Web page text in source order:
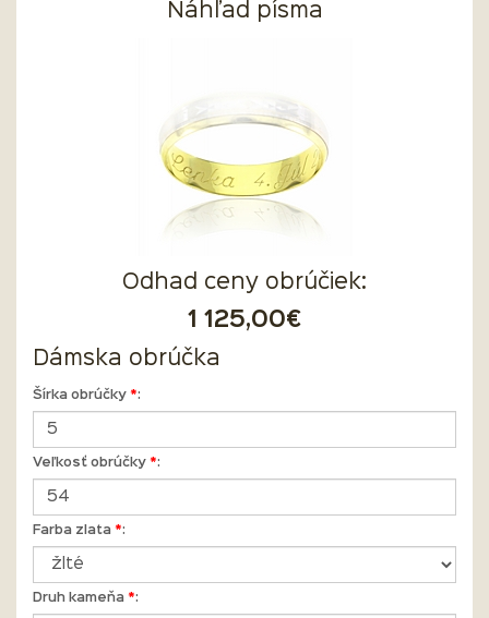
Náhľad písma
Odhad ceny obrúčiek:
1 125,00€
Dámska obrúčka
Šírka obrúčky *:
Veľkosť obrúčky *:
Farba zlata *:
Druh kameňa *: